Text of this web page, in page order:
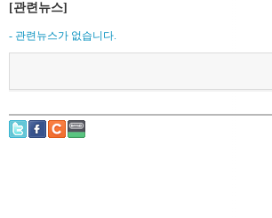
[관련뉴스]
- 관련뉴스가 없습니다.